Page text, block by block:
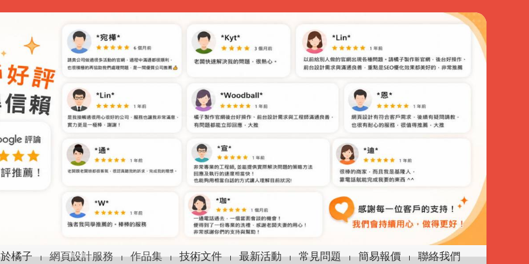
橘子 網頁設計服務 作品集 技術文件 最新活動 常見問題 簡易報價 聯絡我們